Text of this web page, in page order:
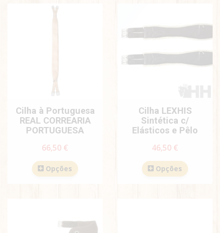
Cilha à Portuguesa
REAL CORREARIA
PORTUGUESA
66,50 €
Opções
Cilha LEXHIS
Sintética c/
Elásticos e Pêlo
46,50 €
Opções